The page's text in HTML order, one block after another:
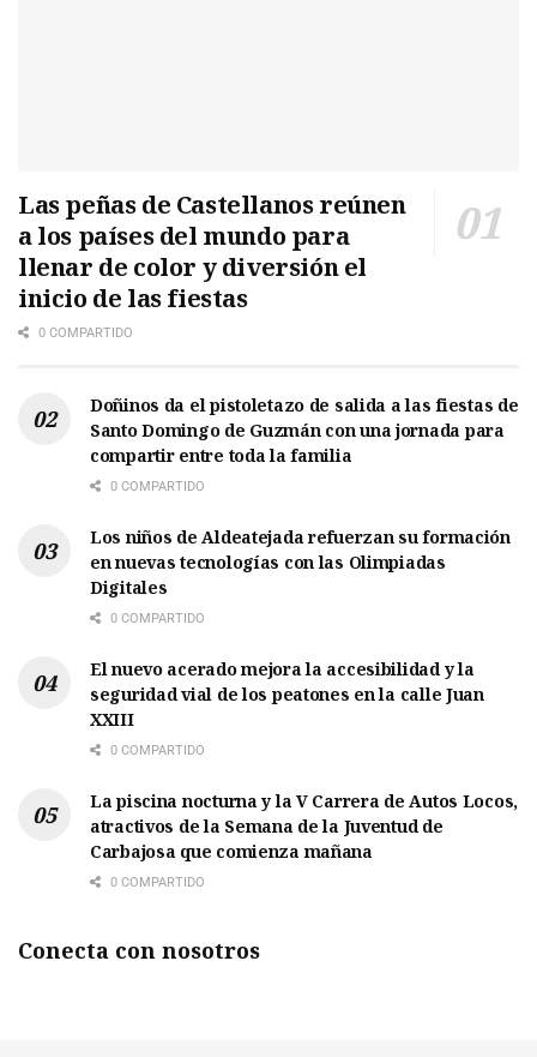
Las peñas de Castellanos reúnen
a los países del mundo para
llenar de color y diversión el
inicio de las fiestas
0 COMPARTIDO
Doñinos da el pistoletazo de salida a las fiestas de
Santo Domingo de Guzmán con una jornada para
compartir entre toda la familia
0 COMPARTIDO
Los niños de Aldeatejada refuerzan su formación
en nuevas tecnologías con las Olimpiadas
Digitales
0 COMPARTIDO
El nuevo acerado mejora la accesibilidad y la
seguridad vial de los peatones en la calle Juan
XXIII
0 COMPARTIDO
La piscina nocturna y la V Carrera de Autos Locos,
atractivos de la Semana de la Juventud de
Carbajosa que comienza mañana
0 COMPARTIDO
Conecta con nosotros